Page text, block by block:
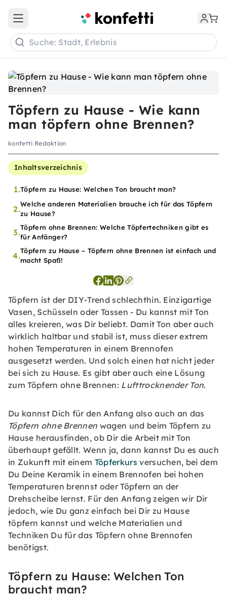
Töpfern zu Hause - Wie kann
man töpfern ohne Brennen?
konfetti Redaktion
Inhaltsverzeichnis
1.Töpfern zu Hause: Welchen Ton braucht man?
2.Welche anderen Materialien brauche ich für das Töpfern
zu Hause?
3.Töpfern ohne Brennen: Welche Töpfertechniken gibt es
für Anfänger?
4.Töpfern zu Hause – Töpfern ohne Brennen ist einfach und
macht Spaß!
Töpfern ist der DIY-Trend schlechthin. Einzigartige
Vasen, Schüsseln oder Tassen - Du kannst mit Ton
alles kreieren, was Dir beliebt. Damit Ton aber auch
wirklich haltbar und stabil ist, muss dieser extrem
hohen Temperaturen in einem Brennofen
ausgesetzt werden. Und solch einen hat nicht jeder
bei sich zu Hause. Es gibt aber auch eine Lösung
zum Töpfern ohne Brennen: Lufttrocknender Ton.
Du kannst Dich für den Anfang also auch an das
Töpfern ohne Brennen wagen und beim Töpfern zu
Hause herausfinden, ob Dir die Arbeit mit Ton
überhaupt gefällt. Wenn ja, dann kannst Du es auch
in Zukunft mit einem Töpferkurs versuchen, bei dem
Du Deine Keramik in einem Brennofen bei hohen
Temperaturen brennst oder Töpfern an der
Drehscheibe lernst. Für den Anfang zeigen wir Dir
jedoch, wie Du ganz einfach bei Dir zu Hause
töpfern kannst und welche Materialien und
Techniken Du für das Töpfern ohne Brennofen
benötigst.
Töpfern zu Hause: Welchen Ton
braucht man?
Open main menu
Suche: Stadt, Erlebnis